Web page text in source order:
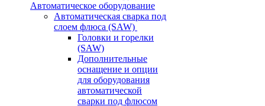
Автоматическое оборудование
Автоматическая сварка под
слоем флюса (SAW)
Головки и горелки
(SAW)
Дополнительные
оснащение и опции
для оборудования
автоматической
сварки под флюсом